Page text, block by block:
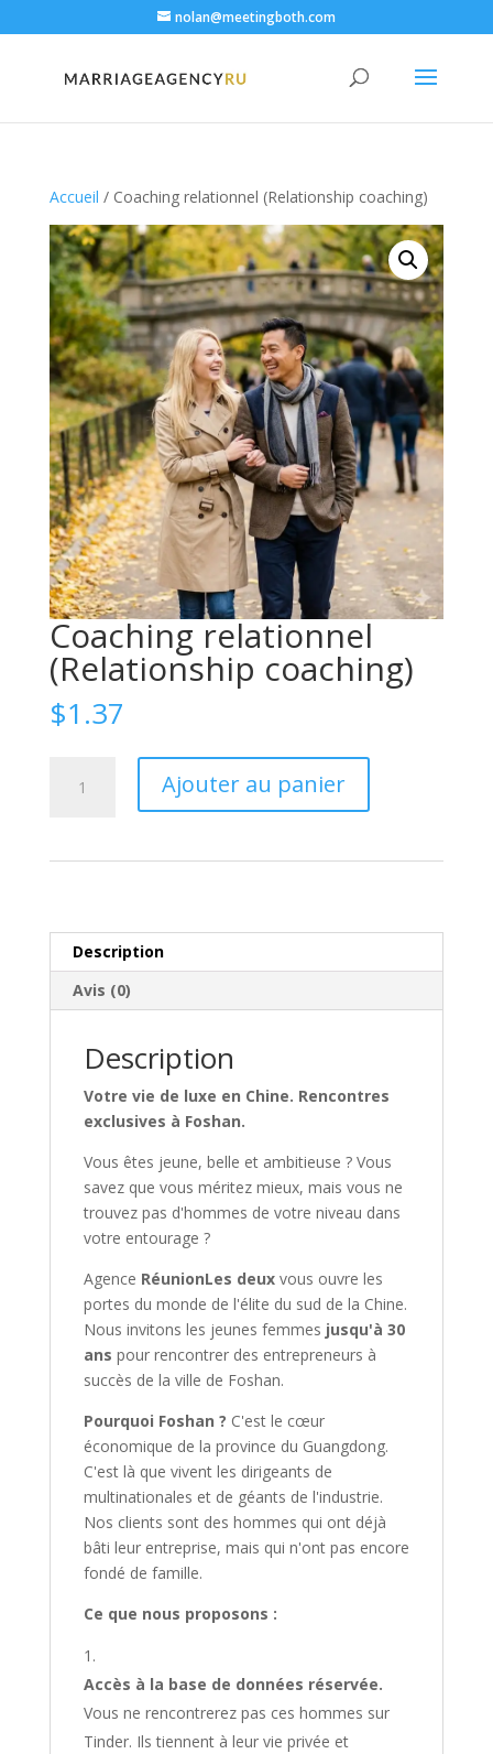
nolan@meetingboth.com
Accueil / Coaching relationnel (Relationship coaching)
Coaching relationnel
(Relationship coaching)
$1.37
Ajouter au panier
Description
Avis (0)
Description
Votre vie de luxe en Chine. Rencontres
exclusives à Foshan.
Vous êtes jeune, belle et ambitieuse ? Vous
savez que vous méritez mieux, mais vous ne
trouvez pas d'hommes de votre niveau dans
votre entourage ?
Agence RéunionLes deuxvous ouvre les
portes du monde de l'élite du sud de la Chine.
Nous invitons les jeunes femmes jusqu'à 30
ans pour rencontrer des entrepreneurs à
succès de la ville de Foshan.
Pourquoi Foshan ? C'est le cœur
économique de la province du Guangdong.
C'est là que vivent les dirigeants de
multinationales et de géants de l'industrie.
Nos clients sont des hommes qui ont déjà
bâti leur entreprise, mais qui n'ont pas encore
fondé de famille.
Ce que nous proposons :
Accès à la base de données réservée.
Vous ne rencontrerez pas ces hommes sur
Tinder. Ils tiennent à leur vie privée et